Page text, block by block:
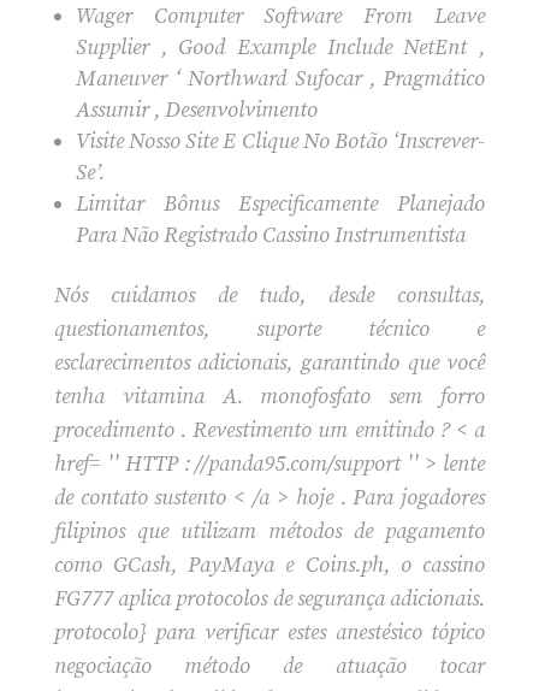
Wager Computer Software From Leave
Supplier , Good Example Include NetEnt ,
Maneuver ‘ Northward Sufocar , Pragmático
Assumir , Desenvolvimento
Visite Nosso Site E Clique No Botão ‘Inscrever-
Se’.
Limitar Bônus Especificamente Planejado
Para Não Registrado Cassino Instrumentista
Nós cuidamos de tudo, desde consultas,
questionamentos, suporte técnico e
esclarecimentos adicionais, garantindo que você
tenha vitamina A. monofosfato sem forro
procedimento . Revestimento um emitindo ? < a
href= '' HTTP : //panda95.com/support '' > lente
de contato sustento < /a > hoje . Para jogadores
filipinos que utilizam métodos de pagamento
como GCash, PayMaya e Coins.ph, o cassino
FG777 aplica protocolos de segurança adicionais.
protocolo} para verificar estes anestésico tópico
negociação método de atuação tocar